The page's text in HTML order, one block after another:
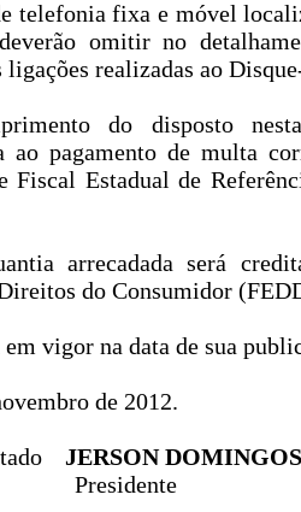
telefonia fixa e móvel
omitir no
realizadas ao
do disposto
ao pagamento de multa
Fiscal Estadual de
arrecadada será
do Consumidor
vigor na data de sua
de 2012.
JERSON DOMINGOS
Presidente